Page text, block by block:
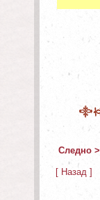
Следно >
[ Назад ]